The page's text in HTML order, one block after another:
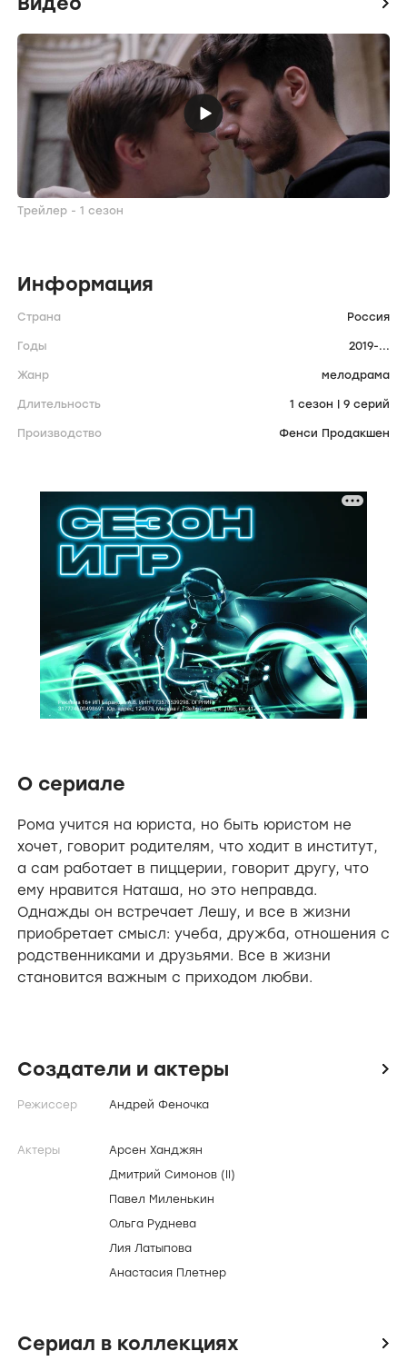
Трейлер - 1 сезон
Информация
Страна Россия
Годы 2019-...
Жанр мелодрама
Длительность 1 сезон | 9 серий
Производство Фенси Продакшен
О сериале
Рома учится на юриста, но быть юристом не
хочет, говорит родителям, что ходит в институт,
а сам работает в пиццерии, говорит другу, что
ему нравится Наташа, но это неправда.
Однажды он встречает Лешу, и все в жизни
приобретает смысл: учеба, дружба, отношения с
родственниками и друзьями. Все в жизни
становится важным с приходом любви.
Создатели и актеры icon
Режиссер Андрей Феночка
Актеры
Арсен Ханджян
Дмитрий Симонов (II)
Павел Миленькин
Ольга Руднева
Лия Латыпова
Анастасия Плетнер
Сериал в коллекциях icon